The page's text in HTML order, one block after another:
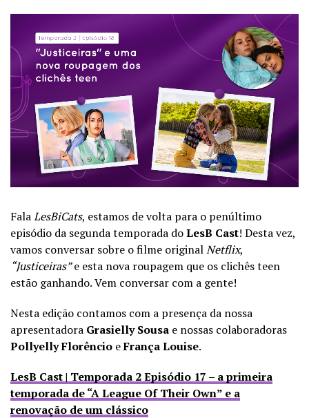
FalaLesBiCats, estamos de volta para o penúltimo
episódio da segunda temporada doLesB Cast! Desta vez,
vamos conversar sobre o filme originalNetflix,
“Justiceiras”e esta nova roupagem que os clichês teen
estão ganhando. Vem conversar com a gente!
Nesta edição contamos com a presença da nossa
apresentadora Grasielly Sousa e nossas colaboradoras
Pollyelly Florêncio eFrança Louise.
LesB Cast | Temporada 2 Episódio 17 – a primeira
temporada de “A League Of Their Own” e a
renovação de um clássico